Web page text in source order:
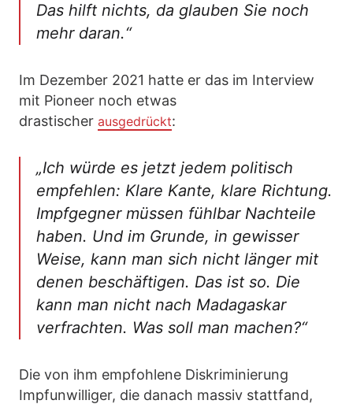
Das hilft nichts, da glauben Sie noch
mehr daran.“
Im Dezember 2021 hatte er das im Interview
mit Pioneer noch etwas
drastischer ausgedrückt:
„Ich würde es jetzt jedem politisch
empfehlen: Klare Kante, klare Richtung.
Impfgegner müssen fühlbar Nachteile
haben. Und im Grunde, in gewisser
Weise, kann man sich nicht länger mit
denen beschäftigen. Das ist so. Die
kann man nicht nach Madagaskar
verfrachten. Was soll man machen?“
Die von ihm empfohlene Diskriminierung
Impfunwilliger, die danach massiv stattfand,